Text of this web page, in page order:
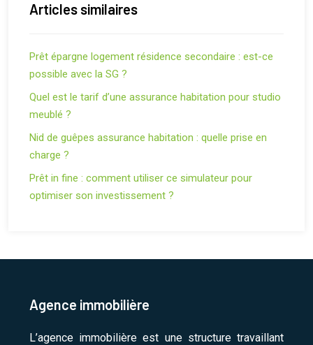
Articles similaires
Prêt épargne logement résidence secondaire : est-ce
possible avec la SG ?
Quel est le tarif d’une assurance habitation pour studio
meublé ?
Nid de guêpes assurance habitation : quelle prise en
charge ?
Prêt in fine : comment utiliser ce simulateur pour
optimiser son investissement ?
Agence immobilière
L’agence immobilière est une structure travaillant